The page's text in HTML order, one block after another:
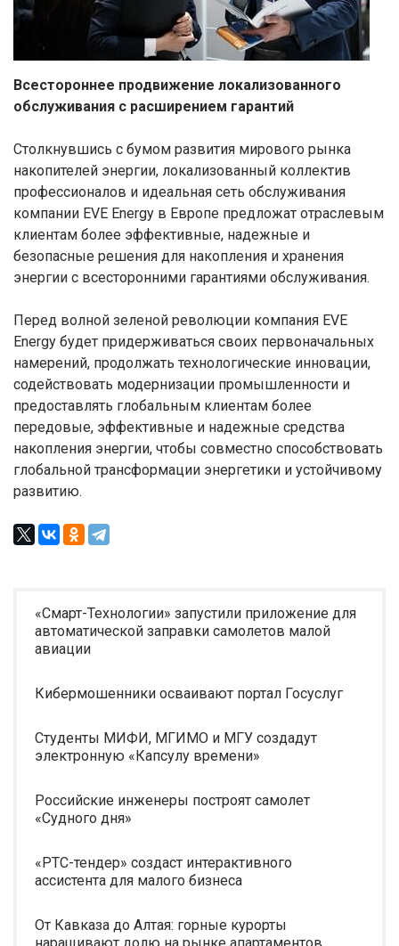
Всестороннее продвижение локализованного
обслуживания с расширением гарантий
Столкнувшись с бумом развития мирового рынка
накопителей энергии, локализованный коллектив
профессионалов и идеальная сеть обслуживания
компании EVE Energy в Европе предложат отраслевым
клиентам более эффективные, надежные и
безопасные решения для накопления и хранения
энергии с всесторонними гарантиями обслуживания.
Перед волной зеленой революции компания EVE
Energy будет придерживаться своих первоначальных
намерений, продолжать технологические инновации,
содействовать модернизации промышленности и
предоставлять глобальным клиентам более
передовые, эффективные и надежные средства
накопления энергии, чтобы совместно способствовать
глобальной трансформации энергетики и устойчивому
развитию.
«Смарт-Технологии» запустили приложение для
автоматической заправки самолетов малой
авиации
Кибермошенники осваивают портал Госуслуг
Студенты МИФИ, МГИМО и МГУ создадут
электронную «Капсулу времени»
Российские инженеры построят самолет
«Судного дня»
«РТС-тендер» создаст интерактивного
ассистента для малого бизнеса
От Кавказа до Алтая: горные курорты